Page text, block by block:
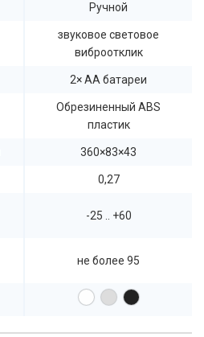
Ручной
звуковое световое
виброотклик
2× AA батареи
Обрезиненный ABS
пластик
360×83×43
0,27
-25 .. +60
не более 95